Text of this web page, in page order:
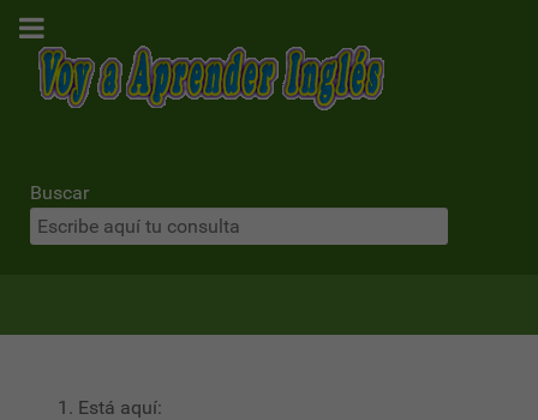
Buscar
Está aquí: